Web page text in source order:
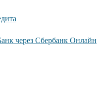
через Сбербанк Онлайн